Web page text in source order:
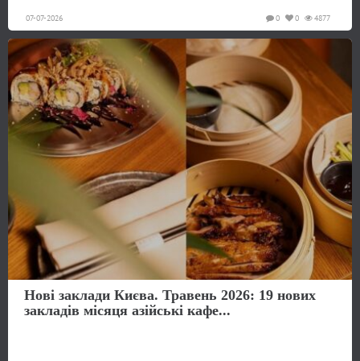
07-07-2026 4877
0
0
Нові заклади Києва. Травень 2026: 19 нових
закладів місяця азійські кафе...